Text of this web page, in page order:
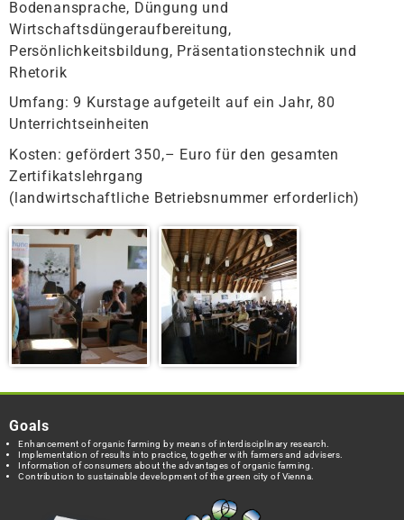
Bodenansprache, Düngung und
Wirtschaftsdüngeraufbereitung,
Persönlichkeitsbildung, Präsentationstechnik und
Rhetorik
Umfang: 9 Kurstage aufgeteilt auf ein Jahr, 80
Unterrichtseinheiten
Kosten: gefördert 350,– Euro für den gesamten
Zertifikatslehrgang
(landwirtschaftliche Betriebsnummer erforderlich)
Goals
Enhancement of organic farming by means of interdisciplinary research.
Implementation of results into practice, together with farmers and advisers.
Information of consumers about the advantages of organic farming.
Contribution to sustainable development of the green city of Vienna.